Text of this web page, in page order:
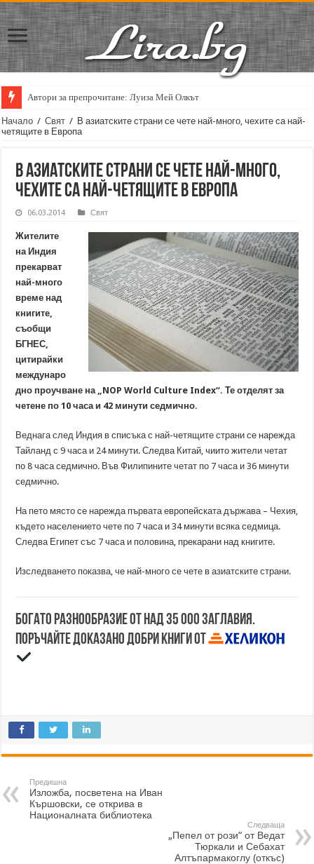
Автори за препрочитане: Луиза Мей Олкът
Начало / Свят / В азиатските страни се чете най-много, чехите са най-
четящите в Европа
В азиатските страни се чете най-много,
чехите са най-четящите в Европа
06.03.2014 Свят
Жителите
на Индия
прекарват
най-много
време над
книгите,
съобщи
БГНЕС,
цитирайки
междунаро
дно проучване на „NOP World Culture Index“. Те отделят за
четене по 10 часа и 42 минути седмично.
Веднага след Индия в списъка с най-четящите страни се нарежда
Тайланд с 9 часа и 24 минути. Следва Китай, чиито жители четат
по 8 часа седмично. Във Филипините четат по 7 часа и 36 минути
седмично.
На пето място се нарежда първата европейската държава – Чехия,
където населението чете по 7 часа и 34 минути всяка седмица.
Следва Египет със 7 часа и половина, прекарани над книгите.
Изследването показва, че най-много се чете в азиатските страни.
Богато разнообразие от над 35 000 заглавия.
Поръчайте доказано добри книги от
Предишна
Изложба, посветена на Иван
Кършовски, се открива в
Националната библиотека
Следваща
„Пепел от рози“ от Ведат
Тюркали и Себахат
Алтъпармакоглу (откъс)